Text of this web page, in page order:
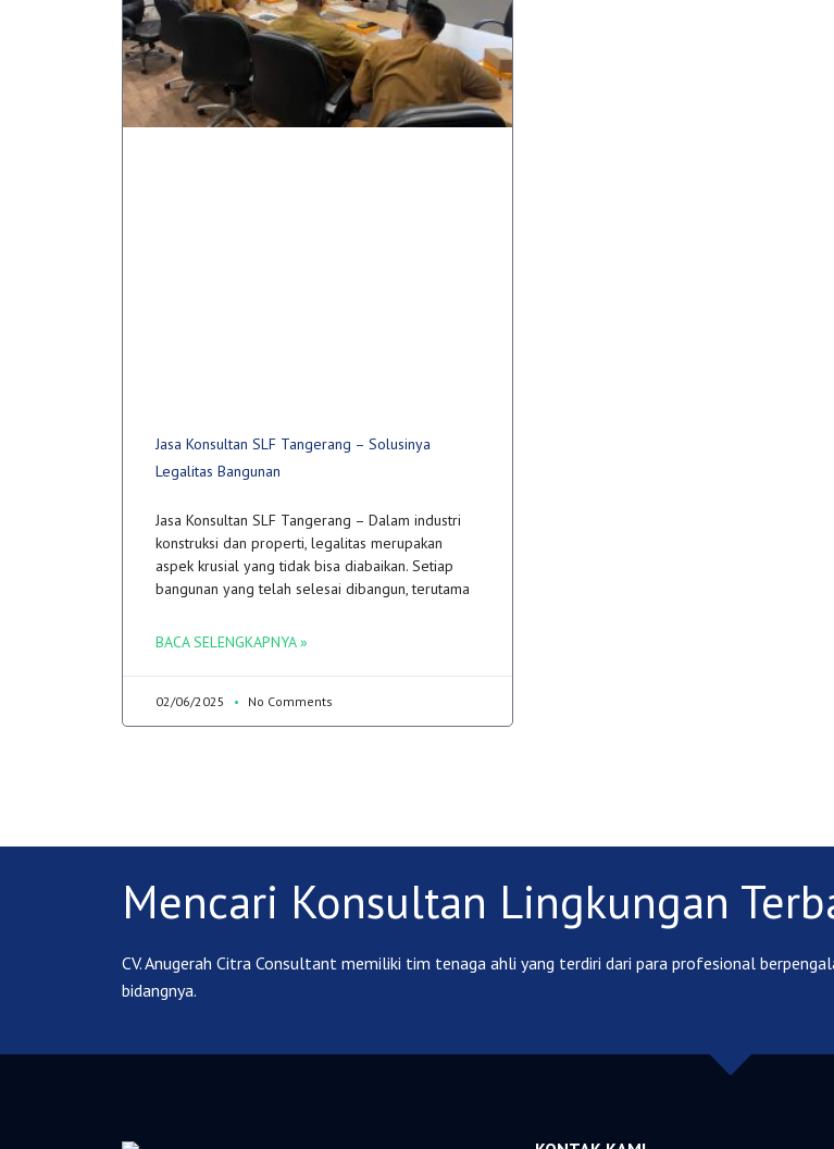
Jasa Konsultan SLF Tangerang – Solusinya
Legalitas Bangunan
Jasa Konsultan SLF Tangerang – Dalam industri
konstruksi dan properti, legalitas merupakan
aspek krusial yang tidak bisa diabaikan. Setiap
bangunan yang telah selesai dibangun, terutama
BACA SELENGKAPNYA »
02/06/2025 No Comments
Mencari Konsultan Lingkungan
CV. Anugerah Citra Consultant memiliki tim tenaga ahli yang terdiri dari para profesional
bidangnya.